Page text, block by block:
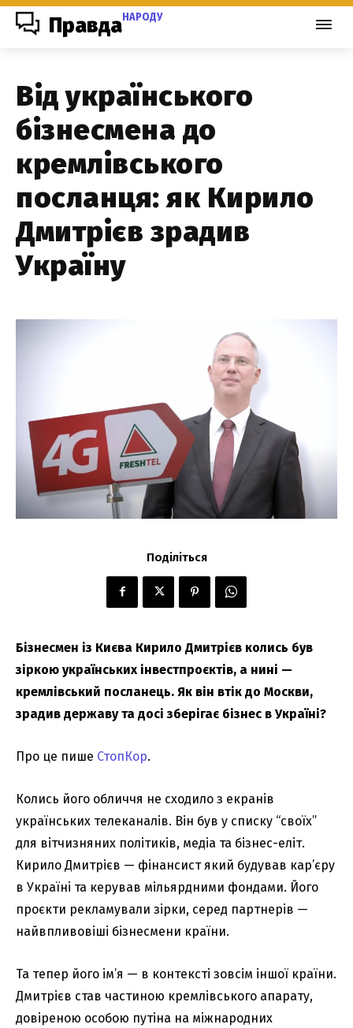
ПравдаНАРОДУ
Від українського
бізнесмена до
кремлівського
посланця: як Кирило
Дмитрієв зрадив
Україну
Поділіться
Бізнесмен із Києва Кирило Дмитрієв колись був
зіркою українських інвестпроєктів, а нині —
кремлівський посланець. Як він втік до Москви,
зрадив державу та досі зберігає бізнес в Україні?
Про це пише СтопКор.
Колись його обличчя не сходило з екранів
українських телеканалів. Він був у списку “своїх”
для вітчизняних політиків, медіа та бізнес-еліт.
Кирило Дмитрієв — фінансист який будував кар’єру
в Україні та керував мільярдними фондами. Його
проєкти рекламували зірки, серед партнерів —
найвпливовіші бізнесмени країни.
Та тепер його ім’я — в контексті зовсім іншої країни.
Дмитрієв став частиною кремлівського апарату,
довіреною особою путіна на міжнародних